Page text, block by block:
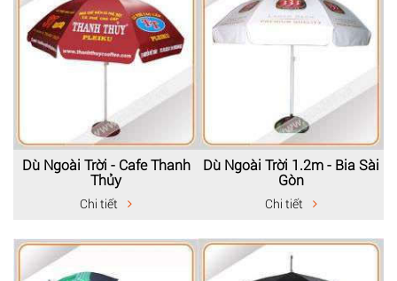
Dù Ngoài Trời - Cafe Thanh
Thủy
Chi tiết
Dù Ngoài Trời 1.2m - Bia Sài
Gòn
Chi tiết